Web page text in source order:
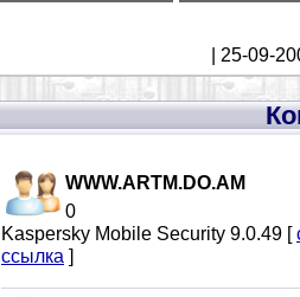
| 25-09-
WWW.ARTM.DO.AM
0
Kaspersky Mobile Security 9.0.49 [
ссылка ]